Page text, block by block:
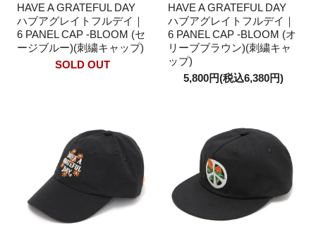
HAVE A GRATEFUL DAY
ハブアグレイトフルデイ｜
6 PANEL CAP -BLOOM (セ
ージブルー)(刺繍キャップ)
SOLD OUT
HAVE A GRATEFUL DAY
ハブアグレイトフルデイ｜
6 PANEL CAP -BLOOM (オ
リーブブラウン)(刺繍キャ
ップ)
5,800円(税込6,380円)